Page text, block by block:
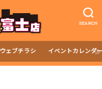
SEARCH
ウェブチラシ イベントカレンダ